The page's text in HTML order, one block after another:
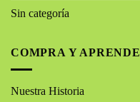
Sin categoría
COMPRA Y APRENDE
Nuestra Historia